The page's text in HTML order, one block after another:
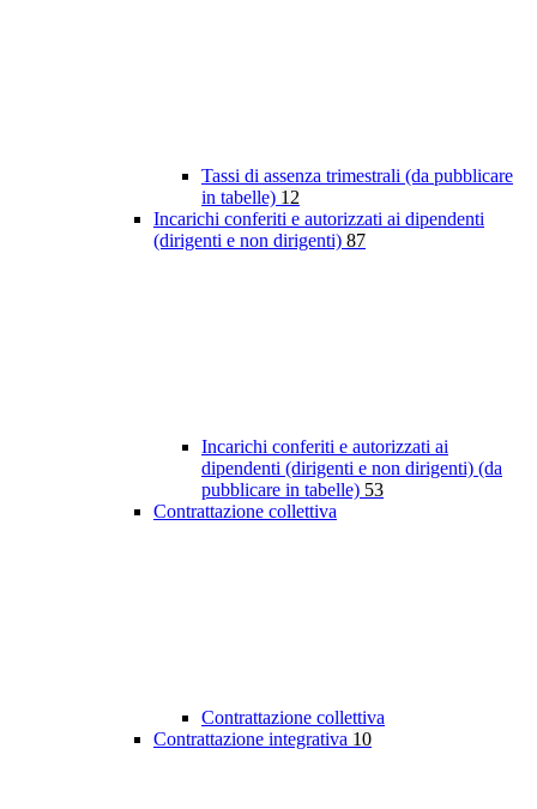
Tassi di assenza trimestrali (da pubblicare
in tabelle) 12
Incarichi conferiti e autorizzati ai dipendenti
(dirigenti e non dirigenti) 87
Incarichi conferiti e autorizzati ai
dipendenti (dirigenti e non dirigenti) (da
pubblicare in tabelle) 53
Contrattazione collettiva
Contrattazione collettiva
Contrattazione integrativa 10